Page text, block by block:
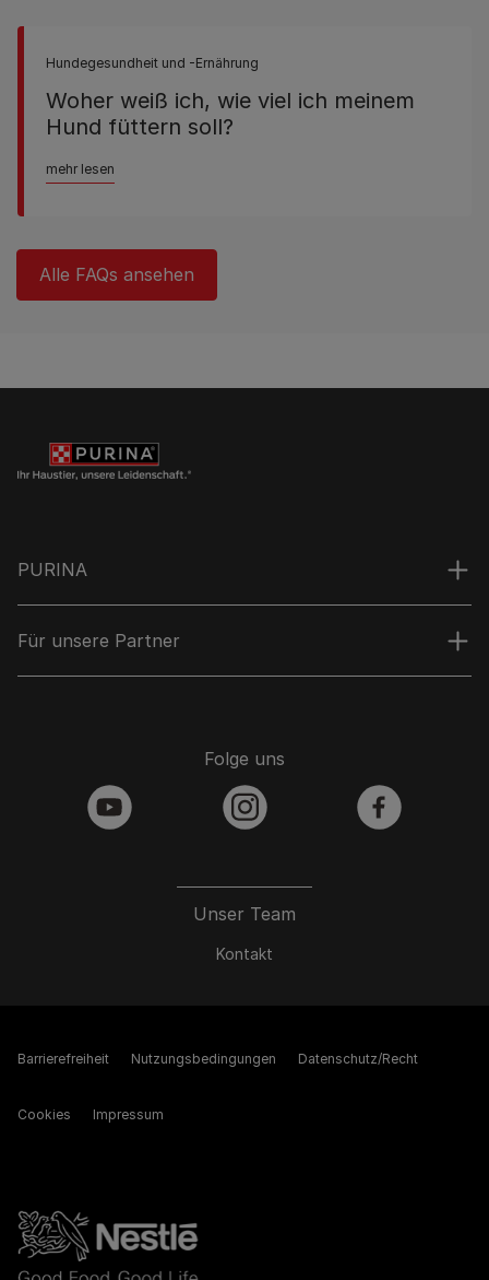
Hundegesundheit und -Ernährung
Woher weiß ich, wie viel ich meinem
Hund füttern soll?
mehr lesen
Alle FAQs ansehen
PURINA
Für unsere Partner
Unser Team
Kontakt
Folge uns
youtube instagram facebook
Barrierefreiheit Nutzungsbedingungen Datenschutz/Recht
Cookies Impressum